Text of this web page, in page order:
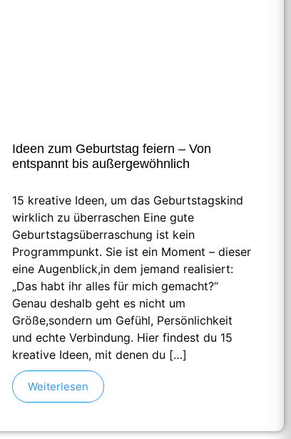
Ideen zum Geburtstag feiern – Von
entspannt bis außergewöhnlich
15 kreative Ideen, um das Geburtstagskind
wirklich zu überraschen Eine gute
Geburtstagsüberraschung ist kein
Programmpunkt. Sie ist ein Moment – dieser
eine Augenblick,in dem jemand realisiert:
„Das habt ihr alles für mich gemacht?“
Genau deshalb geht es nicht um
Größe,sondern um Gefühl, Persönlichkeit
und echte Verbindung. Hier findest du 15
kreative Ideen, mit denen du […]
Weiterlesen